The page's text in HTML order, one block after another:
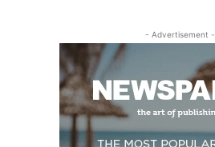
- Advertisement -